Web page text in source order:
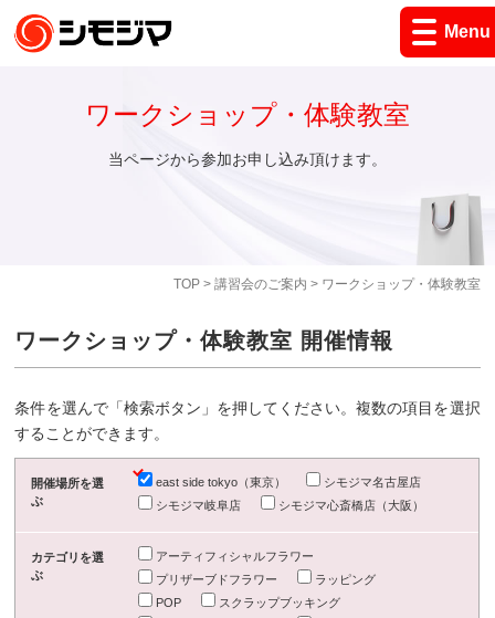
Menu
TOP> 講習会のご案内 > ワークショップ・体験教室
ワークショップ・体験教室
当ページから参加お申し込み頂けます。
ワークショップ・体験教室 開催情報
条件を選んで「検索ボタン」を押してください。複数の項目を選択
することができます。
開催場所を選
ぶ
east side tokyo（東京）
シモジマ名古屋店
シモジマ岐阜店
シモジマ心斎橋店（大阪）
カテゴリを選
ぶ
アーティフィシャルフラワー
プリザーブドフラワー
ラッピング
POP
スクラップブッキング